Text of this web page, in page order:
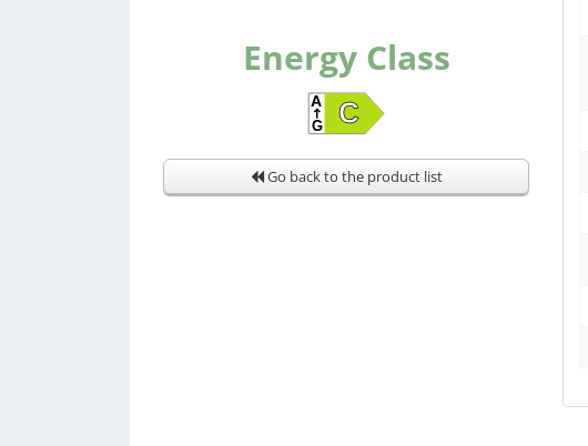
Energy Class
Go back to the product list